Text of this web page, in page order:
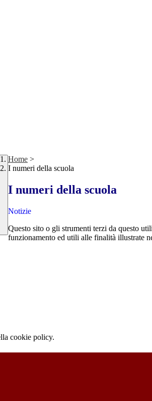
Home >
I numeri della scuola
I numeri della scuola
Notizie
Questo sito o gli strumenti terzi da questo
funzionamento ed utili alle finalità illustrate
cookie policy.